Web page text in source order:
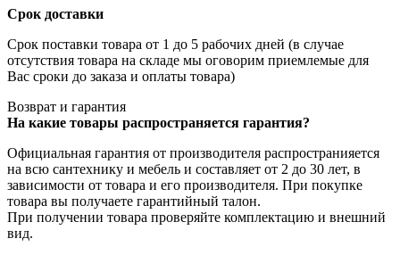
Срок доставки
Срок поставки товара от 1 до 5 рабочих дней (в случае
отсутствия товара на складе мы оговорим приемлемые для
Вас сроки до заказа и оплаты товара)
Возврат и гарантия
На какие товары распространяется гарантия?
Официальная гарантия от производителя распространияется
на всю сантехнику и мебель и составляет от 2 до 30 лет, в
зависимости от товара и его производителя. При покупке
товара вы получаете гарантийный талон.
При получении товара проверяйте комплектацию и внешний
вид.